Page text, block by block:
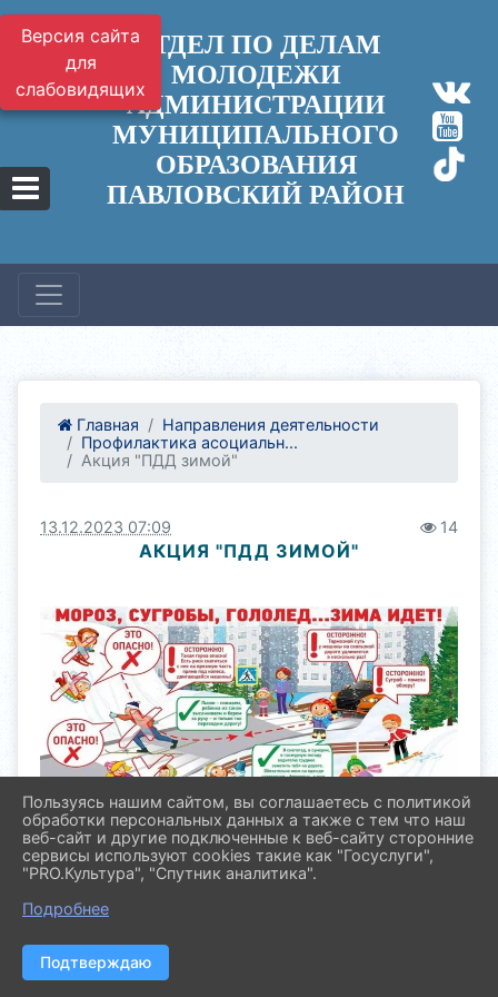
Версия сайта
для
слабовидящих
ОТДЕЛ ПО ДЕЛАМ
МОЛОДЕЖИ
АДМИНИСТРАЦИИ
МУНИЦИПАЛЬНОГО
ОБРАЗОВАНИЯ
ПАВЛОВСКИЙ РАЙОН
Главная
Направления деятельности
Профилактика асоциальн...
Акция "ПДД зимой"
13.12.2023 07:09 14
АКЦИЯ "ПДД ЗИМОЙ"
Вспомните основные правила пешеходов.
Самое безопасное место для перехода -
оборудованное светофором. Начинать
переходить улицу можно только при зеленом
сигнале светофора. Красный сигнал
светофора запрещает движение пешехода и
Пользуясь нашим сайтом, вы соглашаетесь с политикой
обработки персональных данных а также с тем что наш
веб-сайт и другие подключенные к веб-сайту сторонние
сервисы используют cookies такие как "Госуслуги",
"PRO.Культура", "Спутник аналитика".
Подробнее
Подтверждаю